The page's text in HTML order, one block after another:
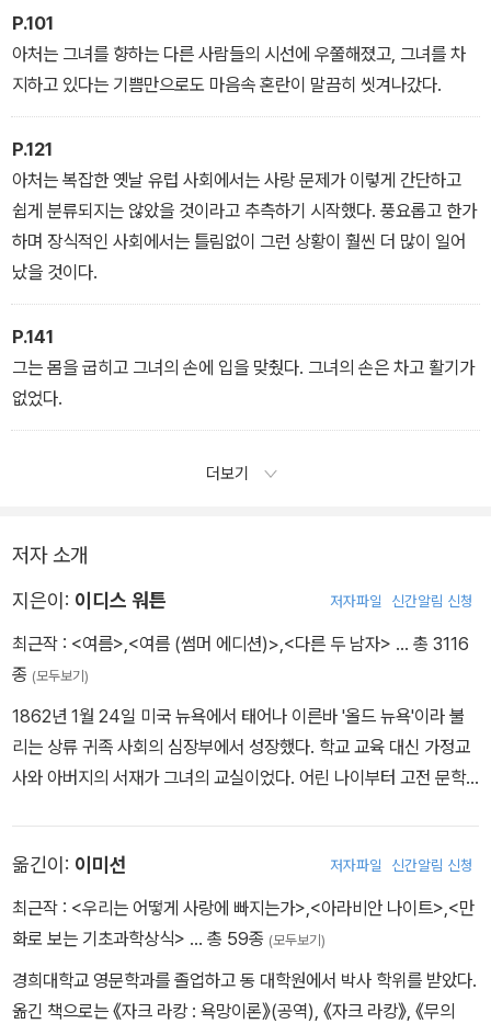
이디스 워튼은 세 인물의 내밀한 심리를 그 시절의 풍속 아래에서 놀
랍도록 섬세하고 긴장감 넘치게 펼쳐낸다. 주인공들이 벌이는 갈등과
충돌을 통해 뉴욕 상류층의 문화와 도덕 이면에 자리 잡은 위선과 억
포함해 세 번이나 영화로 만들어져 대중성 역시 입증받았다. 사랑 없
는 결혼으로 고통받은 작가의 삶이 곳곳에 실감나게 녹아 있는 이 작
품을 통해, 독자는 개인 간 애정과 제도로서 친밀성 사이에 존재하는
긴장과 갈등을 선명하게 목도하고 감각할 수 있을 것이다.
P.101
아처는 그녀를 향하는 다른 사람들의 시선에 우쭐해졌고, 그녀를 차
지하고 있다는 기쁨만으로도 마음속 혼란이 말끔히 씻겨나갔다.
P.121
아처는 복잡한 옛날 유럽 사회에서는 사랑 문제가 이렇게 간단하고
쉽게 분류되지는 않았을 것이라고 추측하기 시작했다. 풍요롭고 한가
하며 장식적인 사회에서는 틀림없이 그런 상황이 훨씬 더 많이 일어
났을 것이다.
P.141
그는 몸을 굽히고 그녀의 손에 입을 맞췄다. 그녀의 손은 차고 활기가
없었다.
더보기
저자 소개
지은이: 이디스 워튼 저자파일 신간알림 신청
최근작 : <여름>,<여름 (썸머 에디션)>,<다른 두 남자> … 총 3116
종 (모두보기)
1862년 1월 24일 미국 뉴욕에서 태어나 이른바 '올드 뉴욕'이라 불
리는 상류 귀족 사회의 심장부에서 성장했다. 학교 교육 대신 가정교
사와 아버지의 서재가 그녀의 교실이었다. 어린 나이부터 고전 문학
니는 냉담했다. 여성이 글을 쓴다는 것 자체가 체면을 깎는 일로 여겨
지던 시대였다. 1885년 에드워드 워튼과 결혼했으나, 지적으로도 감
정적으로도 불안한 생활을 이어갔다. 이후 28년간의 공허한 결혼 생
탈출구를 더욱 절실하게 만들었다. 주치의가 처방으로 권한 것도 소
옮긴이: 이미선 저자파일 신간알림 신청
최근작 : <우리는 어떻게 사랑에 빠지는가>,<아라비안 나이트>,<만
화로 보는 기초과학상식> … 총 59종 (모두보기)
경희대학교 영문학과를 졸업하고 동 대학원에서 박사 학위를 받았다.
옮긴 책으로는 《자크 라캉 : 욕망이론》(공역), 《자크 라캉》, 《무의